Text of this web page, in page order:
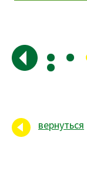
вернуться